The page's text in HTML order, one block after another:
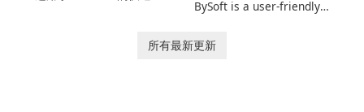
Microsoft Windows 的历史悠
BySoft is a user-friendly
designed to help you
所有最新更新